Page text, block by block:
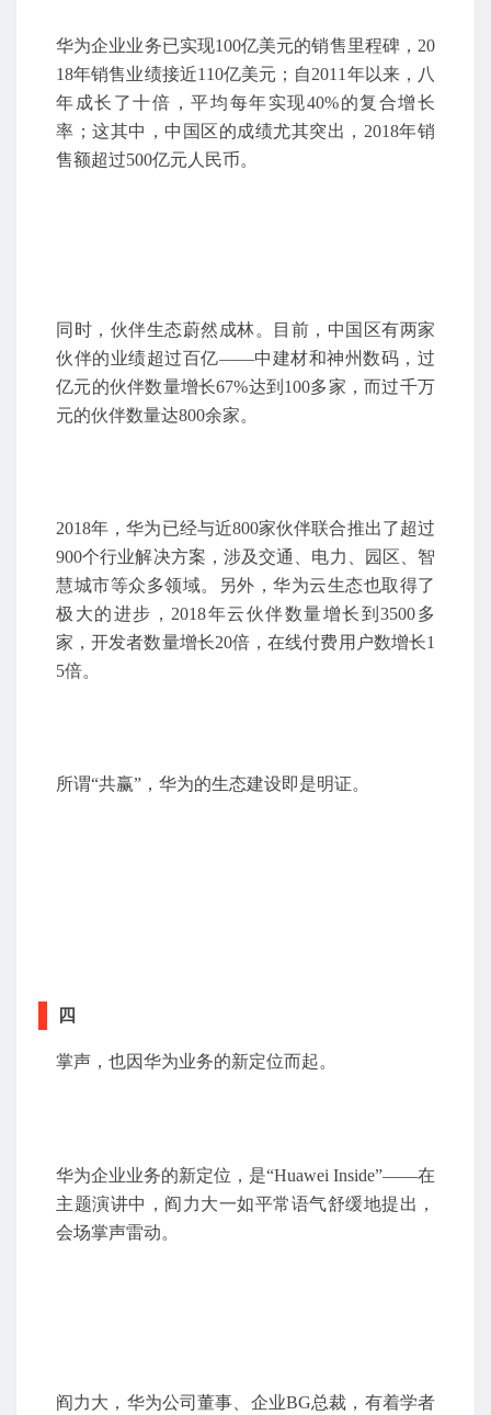
华为企业业务已实现100亿美元的销售里程碑，20
18年销售业绩接近110亿美元；自2011年以来，八
年成长了十倍，平均每年实现40%的复合增长
率；这其中，中国区的成绩尤其突出，2018年销
售额超过500亿元人民币。
同时，伙伴生态蔚然成林。目前，中国区有两家
伙伴的业绩超过百亿——中建材和神州数码，过
亿元的伙伴数量增长67%达到100多家，而过千万
元的伙伴数量达800余家。
2018年，华为已经与近800家伙伴联合推出了超过
900个行业解决方案，涉及交通、电力、园区、智
慧城市等众多领域。另外，华为云生态也取得了
极大的进步，2018年云伙伴数量增长到3500多
家，开发者数量增长20倍，在线付费用户数增长1
5倍。
所谓“共赢”，华为的生态建设即是明证。
四
掌声，也因华为业务的新定位而起。
华为企业业务的新定位，是“Huawei Inside”——在
主题演讲中，阎力大一如平常语气舒缓地提出，
会场掌声雷动。
阎力大，华为公司董事、企业BG总裁，有着学者